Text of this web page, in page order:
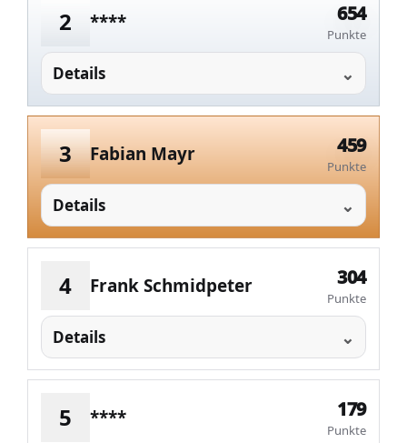
2 **** 654
Punkte
Details
3 Fabian Mayr 459
Punkte
Details
4 Frank Schmidpeter 304
Punkte
Details
5 **** 179
Punkte